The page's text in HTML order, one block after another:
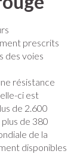
prescrits
des voies
résistance
ci est
de 2.600
de 380
de la
disponibles